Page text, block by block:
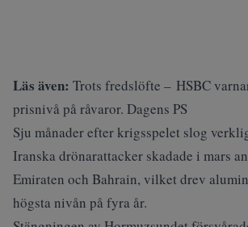
Läs även: Trots fredslöfte – HSBC
prisnivå på råvaror. Dagens PS
Sju månader efter krigsspelet slog
Iranska drönarattacker skadade i mars
Emiraten och Bahrain, vilket drev
högsta nivån på fyra år.